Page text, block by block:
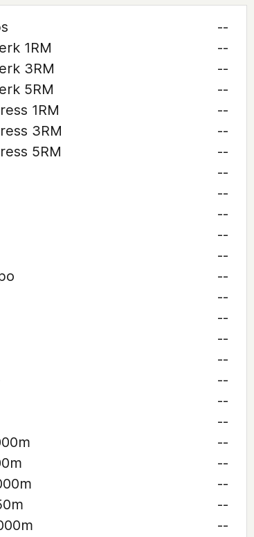
--
1RM
--
3RM
--
5RM
--
1RM
--
3RM
--
5RM
--
--
--
--
--
--
--
--
--
--
--
--
--
--
--
--
--
--
--